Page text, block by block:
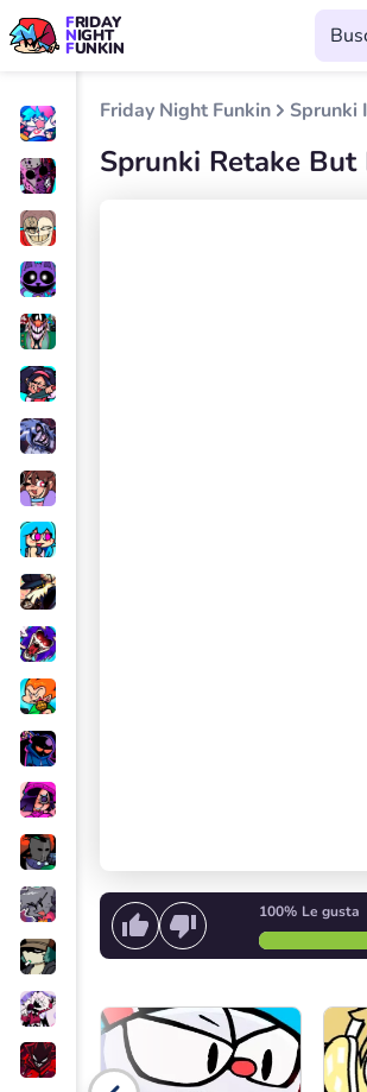
FRIDAY
NIGHT
FUNKIN
Friday Night Funkin Sprunki
Sprunki Retake But
100% Le gusta
Crear melodía o